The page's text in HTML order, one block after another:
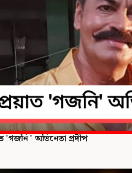
'গজনি ' অভিনেতা প্রদীপ